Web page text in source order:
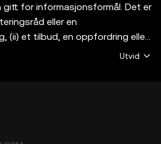
gitt for informasjonsformål. Det er
eller en
(ii) et tilbud, en oppfordring eller
for spørsmål
Utvid